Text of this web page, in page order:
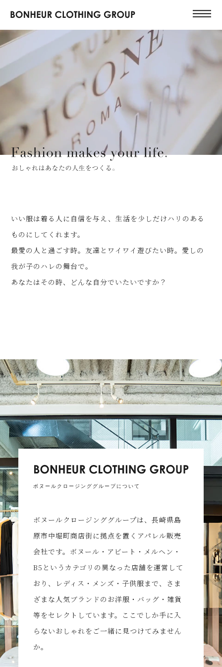
いい服は着る人に自信を与え、生活を少しだけハリのある
ものにしてくれます。
最愛の人と過ごす時。友達とワイワイ遊びたい時。愛しの
我が子のハレの舞台で。
あなたはその時、どんな自分でいたいですか？
ボヌールクロージンググループについて
ボヌールクロージンググループは、長崎県島
原市中堀町商店街に拠点を置くアパレル販売
会社です。ボヌール・アビート・メルヘン・
B5というカテゴリの異なった店舗を運営して
おり、レディス・メンズ・子供服まで、さま
ざまな人気ブランドのお洋服・バッグ・雑貨
等をセレクトしています。ここでしか手に入
らないおしゃれをご一緒に見つけてみません
か。